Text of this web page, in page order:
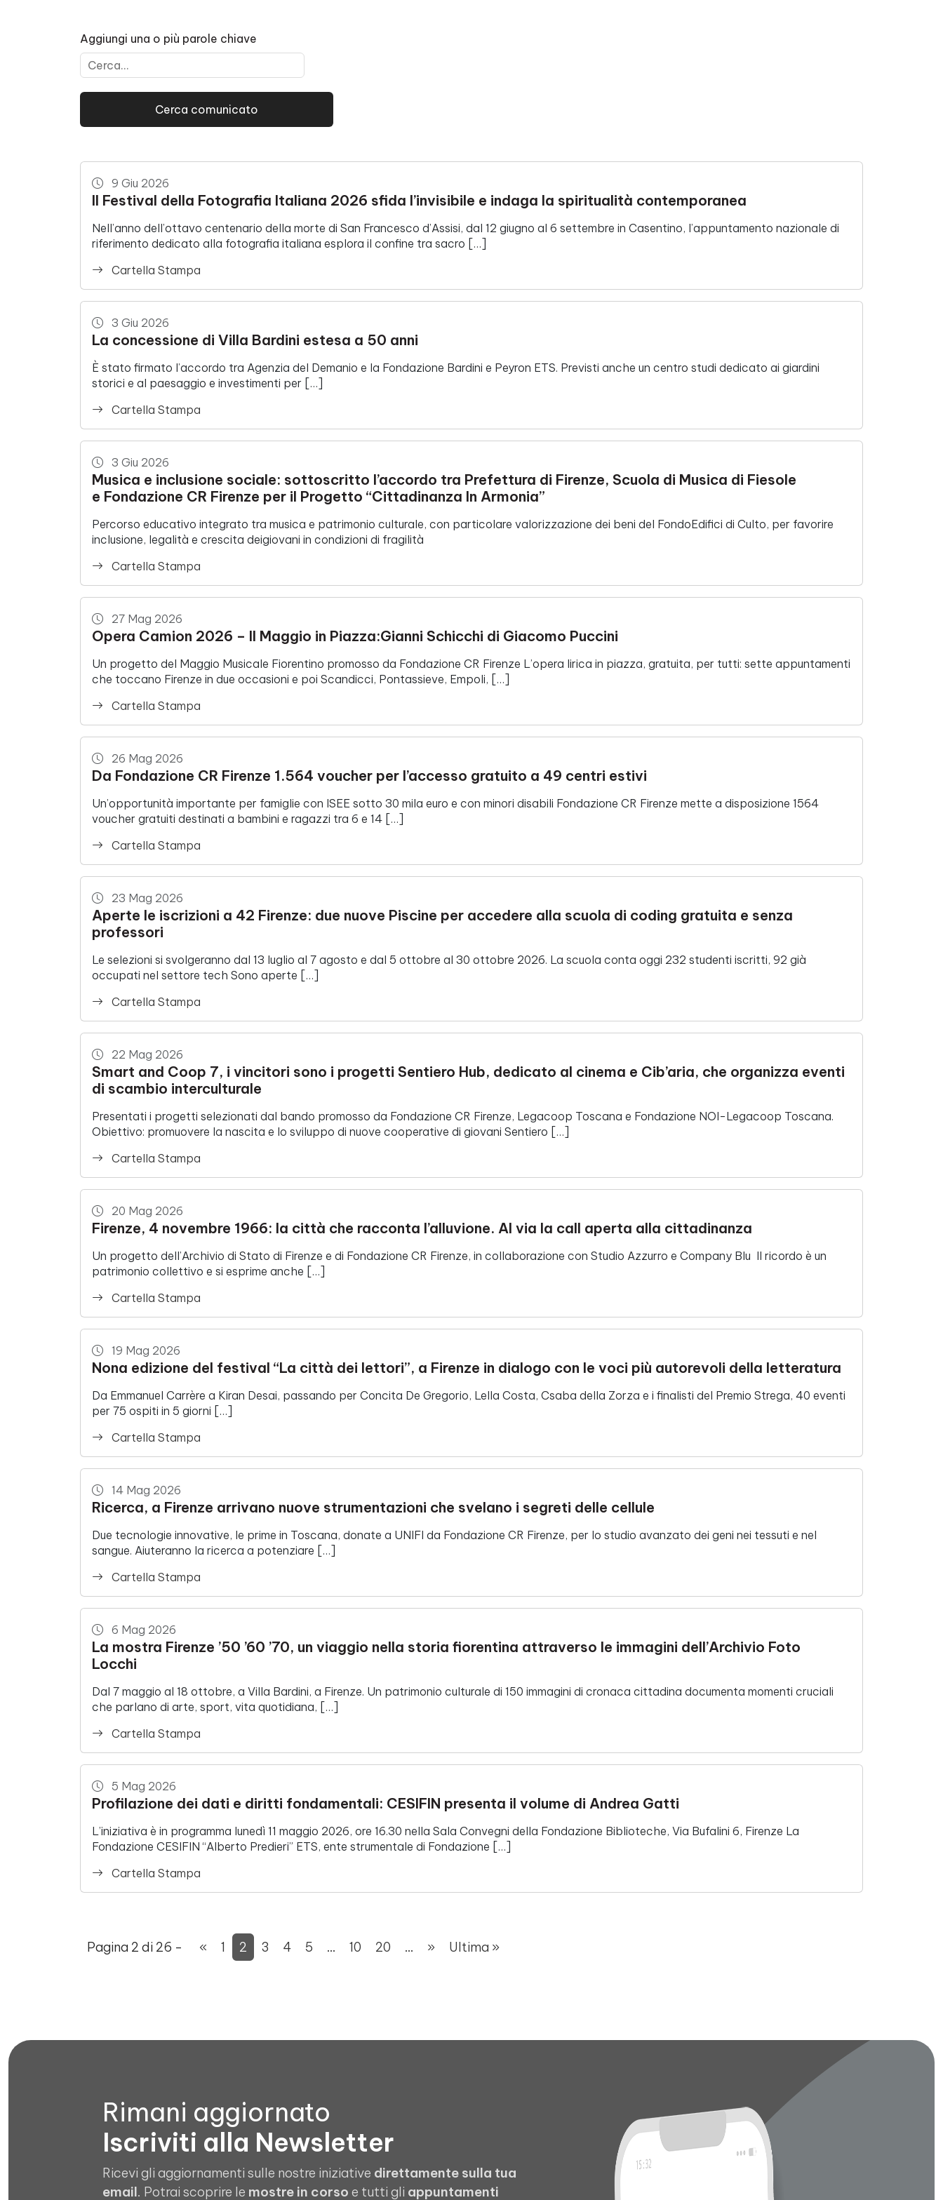
Aggiungi una o più parole chiave
9 Giu 2026
Il Festival della Fotografia Italiana 2026 sfida l’invisibile e indaga la spiritualità contemporanea
Nell’anno dell’ottavo centenario della morte di San Francesco d’Assisi, dal 12 giugno al 6 settembre in Casentino, l’appuntamento nazionale di
riferimento dedicato alla fotografia italiana esplora il confine tra sacro […]
Cartella Stampa
3 Giu 2026
La concessione di Villa Bardini estesa a 50 anni
È stato firmato l’accordo tra Agenzia del Demanio e la Fondazione Bardini e Peyron ETS. Previsti anche un centro studi dedicato ai giardini
storici e al paesaggio e investimenti per […]
Cartella Stampa
3 Giu 2026
Musica e inclusione sociale: sottoscritto l’accordo tra Prefettura di Firenze, Scuola di Musica di Fiesole
e Fondazione CR Firenze per il Progetto “Cittadinanza In Armonia”
Percorso educativo integrato tra musica e patrimonio culturale, con particolare valorizzazione dei beni del FondoEdifici di Culto, per favorire
inclusione, legalità e crescita deigiovani in condizioni di fragilità
Cartella Stampa
27 Mag 2026
Opera Camion 2026 – Il Maggio in Piazza:Gianni Schicchi di Giacomo Puccini
Un progetto del Maggio Musicale Fiorentino promosso da Fondazione CR Firenze L’opera lirica in piazza, gratuita, per tutti: sette appuntamenti
che toccano Firenze in due occasioni e poi Scandicci, Pontassieve, Empoli, […]
Cartella Stampa
26 Mag 2026
Da Fondazione CR Firenze 1.564 voucher per l’accesso gratuito a 49 centri estivi
Un’opportunità importante per famiglie con ISEE sotto 30 mila euro e con minori disabili Fondazione CR Firenze mette a disposizione 1564
voucher gratuiti destinati a bambini e ragazzi tra 6 e 14 […]
Cartella Stampa
23 Mag 2026
Aperte le iscrizioni a 42 Firenze: due nuove Piscine per accedere alla scuola di coding gratuita e senza
professori
Le selezioni si svolgeranno dal 13 luglio al 7 agosto e dal 5 ottobre al 30 ottobre 2026. La scuola conta oggi 232 studenti iscritti, 92 già
occupati nel settore tech Sono aperte […]
Cartella Stampa
22 Mag 2026
Smart and Coop 7, i vincitori sono i progetti Sentiero Hub, dedicato al cinema e Cib’aria, che organizza eventi
di scambio interculturale
Presentati i progetti selezionati dal bando promosso da Fondazione CR Firenze, Legacoop Toscana e Fondazione NOI-Legacoop Toscana.
Obiettivo: promuovere la nascita e lo sviluppo di nuove cooperative di giovani Sentiero […]
Cartella Stampa
20 Mag 2026
Firenze, 4 novembre 1966: la città che racconta l’alluvione. Al via la call aperta alla cittadinanza
Un progetto dell’Archivio di Stato di Firenze e di Fondazione CR Firenze, in collaborazione con Studio Azzurro e Company Blu Il ricordo è un
patrimonio collettivo e si esprime anche […]
Cartella Stampa
19 Mag 2026
Nona edizione del festival “La città dei lettori”, a Firenze in dialogo con le voci più autorevoli della letteratura
Da Emmanuel Carrère a Kiran Desai, passando per Concita De Gregorio, Lella Costa, Csaba della Zorza e i finalisti del Premio Strega, 40 eventi
per 75 ospiti in 5 giorni […]
Cartella Stampa
14 Mag 2026
Ricerca, a Firenze arrivano nuove strumentazioni che svelano i segreti delle cellule
Due tecnologie innovative, le prime in Toscana, donate a UNIFI da Fondazione CR Firenze, per lo studio avanzato dei geni nei tessuti e nel
sangue. Aiuteranno la ricerca a potenziare […]
Cartella Stampa
6 Mag 2026
La mostra Firenze ’50 ’60 ’70, un viaggio nella storia fiorentina attraverso le immagini dell’Archivio Foto
Locchi
Dal 7 maggio al 18 ottobre, a Villa Bardini, a Firenze. Un patrimonio culturale di 150 immagini di cronaca cittadina documenta momenti cruciali
che parlano di arte, sport, vita quotidiana, […]
Cartella Stampa
5 Mag 2026
Profilazione dei dati e diritti fondamentali: CESIFIN presenta il volume di Andrea Gatti
L’iniziativa è in programma lunedì 11 maggio 2026, ore 16.30 nella Sala Convegni della Fondazione Biblioteche, Via Bufalini 6, Firenze La
Fondazione CESIFIN “Alberto Predieri” ETS, ente strumentale di Fondazione […]
Cartella Stampa
Pagina 2 di 26 - « 1 2 3 4 5 ... 10 20 ... » Ultima »
Rimani aggiornato
Iscriviti alla Newsletter
Ricevi gli aggiornamenti sulle nostre iniziative direttamente sulla tua
email. Potrai scoprire le mostre in corso e tutti gli appuntamenti